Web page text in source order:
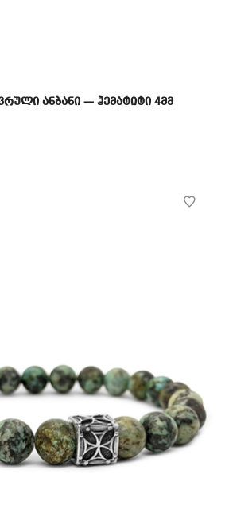
ანბანი — ჰემატიტი 4მმ